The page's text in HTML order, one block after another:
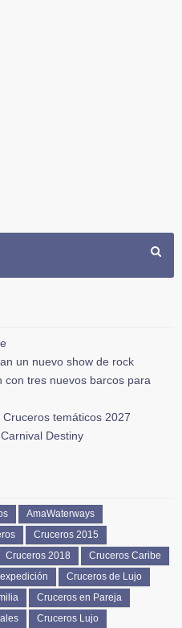
un nuevo show de rock
con tres nuevos barcos para
temáticos 2027
Destiny
AmaWaterways
Cruceros 2015
Cruceros 2018
Cruceros Caribe
Cruceros de Lujo
Cruceros en Pareja
Cruceros Lujo